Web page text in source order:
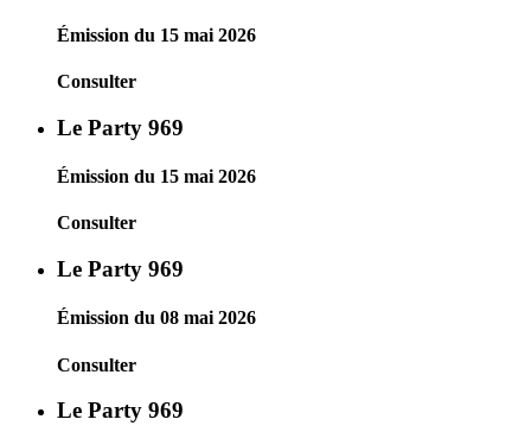
Émission du 15 mai 2026
Consulter
Le Party 969
Émission du 15 mai 2026
Consulter
Le Party 969
Émission du 08 mai 2026
Consulter
Le Party 969